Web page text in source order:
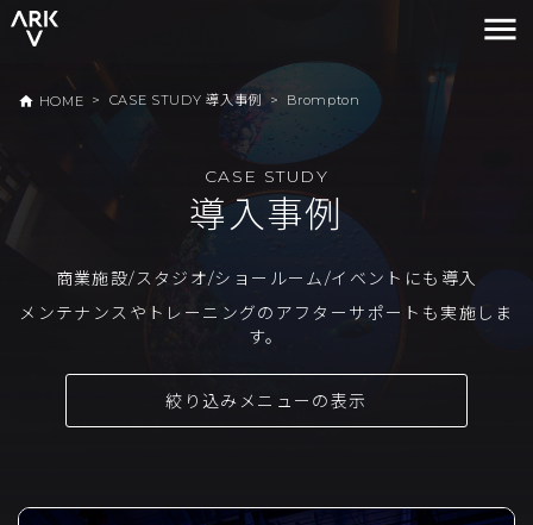
menu
home HOME > CASE STUDY 導入事例 > Brompton
CASE STUDY
導入事例
商業施設/スタジオ/ショールーム/イベントにも導入
メンテナンスやトレーニングのアフターサポートも実施しま
す。
絞り込みメニューの表示